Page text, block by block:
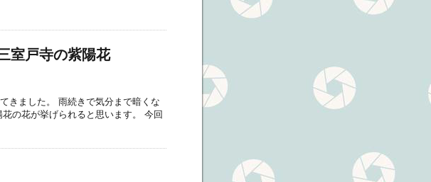
室戸寺の紫陽花
きました。 雨続きで気分まで暗くな
の花が挙げられると思います。 今回